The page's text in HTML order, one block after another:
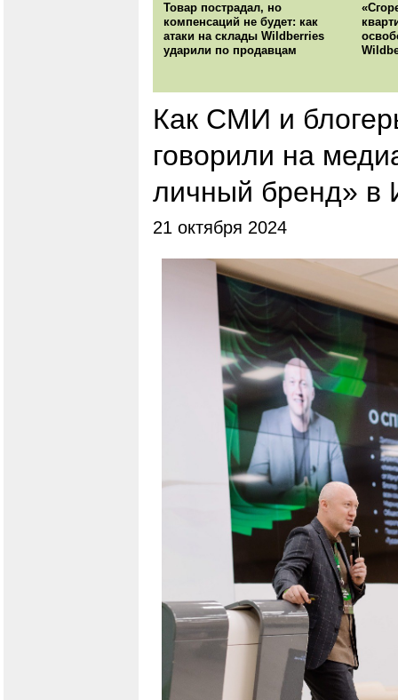
Товар пострадал, но
компенсаций не будет: как
атаки на склады Wildberries
ударили по продавцам
Как СМИ и
говорили на
личный бренд» в
21 октября 2024